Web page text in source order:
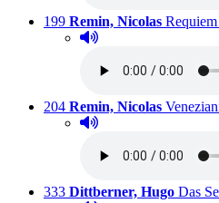
Titelnummer:
199 von
Remin, Nicolas:
Hörprobe abspielen
Hörprobe von
Titelnummer:
204 von
Remin, Nicolas:
Hörprobe abspielen
Hörprobe von
Titelnummer:
333 von
Dittberner, Hugo: Das